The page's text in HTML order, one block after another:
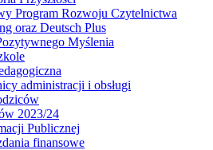
Program Rozwoju Czytelnictwa
oraz Deutsch Plus
Myślenia
administracji i obsługi
2023/24
Publicznej
finansowe